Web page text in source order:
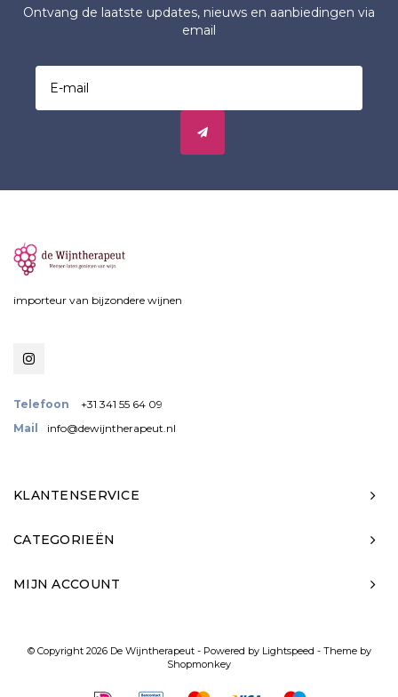
Ontvang de laatste updates, nieuws en aanbiedingen via
email
importeur van bijzondere wijnen
Telefoon
+31 341 55 64 09
Mail
info@dewijntherapeut.nl
KLANTENSERVICE
CATEGORIEËN
MIJN ACCOUNT
© Copyright 2026 De Wijntherapeut - Powered by Lightspeed - Theme by
Shopmonkey